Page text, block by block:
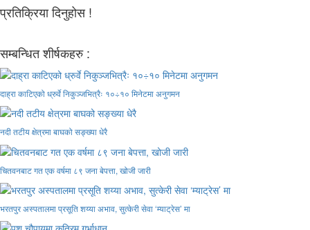
प्रतिक्रिया दिनुहोस !
सम्बन्धित शीर्षकहरु :
दाह्रा काटिएको ध्रुर्वे निकुञ्जभित्रैः १०÷१० मिनेटमा अनुगमन
नदी तटीय क्षेत्रमा बाघको सङ्ख्या धेरै
चितवनबाट गत एक वर्षमा ८९ जना बेपत्ता, खोजी जारी
भरतपुर अस्पतालमा प्रसूति शय्या अभाव, सुत्केरी सेवा ‘म्याट्रेस’ मा